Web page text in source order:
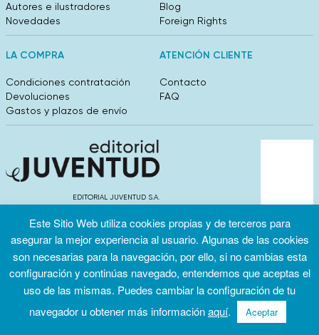
Autores e ilustradores
Novedades
Blog
Foreign Rights
LA COMPRA
Condiciones contratación
Devoluciones
Gastos y plazos de envío
ATENCIÓN CLIENTE
Contacto
FAQ
EDITORIAL JUVENTUD S.A.
info@editorialjuventud.es
Condiciones
Política de
privacidad
Política de
Este Sitio Web utiliza cookies propias y de terceros para
asegurar la mejor experiencia al usuario. Algunas de las cookies
son necesarias para la navegación, por ello, si no cambias esta
configuración y continúas navegado, entendemos que aceptas el
uso de las mismas. Puedes cambiar la configuración de tu
navegador u obtener más informaciónaquí. Aceptar